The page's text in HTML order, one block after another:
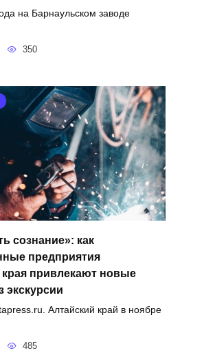
на Барнаульском заводе
350
сознание»: как
предприятия
края привлекают новые
экскурсии
Алтайский край в ноябре
485